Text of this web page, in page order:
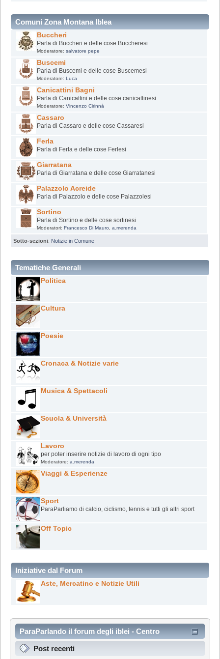
Comuni Zona Montana Iblea
Buccheri
Parla di Buccheri e delle cose Buccheresi
Moderatore: salvatore pepe
Buscemi
Parla di Buscemi e delle cose Buscemesi
Moderatore: Luca
Canicattini Bagni
Parla di Canicattini e delle cose canicattinesi
Moderatore: Vincenzo Cirinnà
Cassaro
Parla di Cassaro e delle cose Cassaresi
Ferla
Parla di Ferla e delle cose Ferlesi
Giarratana
Parla di Giarratana e delle cose Giarratanesi
Palazzolo Acreide
Parla di Palazzolo e delle cose Palazzolesi
Sortino
Parla di Sortino e delle cose sortinesi
Moderatori: Francesco Di Mauro a.merenda
Sotto-sezioni: Notizie in Comune
Tematiche Generali
Politica
Cultura
Poesie
Cronaca & Notizie varie
Musica & Spettacoli
Scuola & Università
Lavoro
per poter inserire notizie di lavoro di ogni tipo
Moderatore: a.merenda
Viaggi & Esperienze
Sport
ParaParliamo di calcio, ciclismo, tennis e tutti gli altri sport
Off Topic
Iniziative dal Forum
Aste, Mercatino e Notizie Utili
ParaParlando il forum degli iblei - Centro
Informazioni
Post recenti